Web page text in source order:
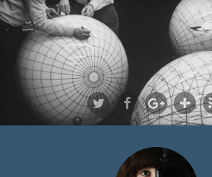
Ich bin Fyn,